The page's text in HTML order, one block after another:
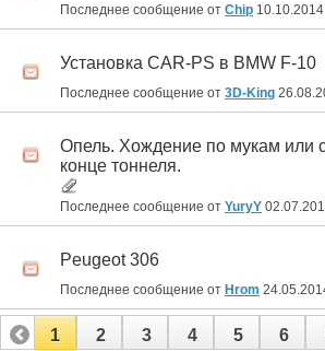
Последнее сообщение от Chip 10.10.2014
Установка CAR-PS в BMW F-10
Последнее сообщение от 3D-King
Опель. Хождение по мукам или
конце тоннеля.
Последнее сообщение от YuryY
Peugeot 306
Последнее сообщение от Hrom
1 2 3 4 5 6